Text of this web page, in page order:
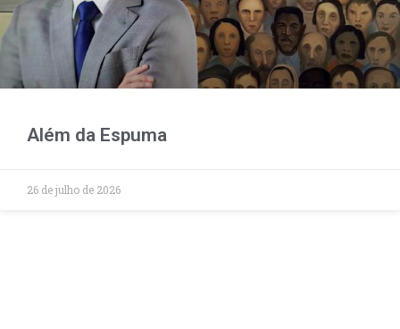
Além da Espuma
26 de julho de 2026